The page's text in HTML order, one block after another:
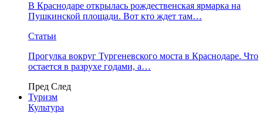
В Краснодаре открылась рождественская ярмарка на
Пушкинской площади. Вот кто ждет там…
Статьи
Прогулка вокруг Тургеневского моста в Краснодаре. Что
остается в разрухе годами, а…
Пред След
Туризм
Культура